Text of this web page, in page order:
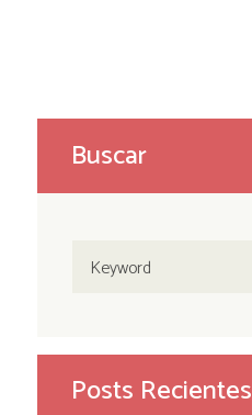
Buscar
Posts Recientes